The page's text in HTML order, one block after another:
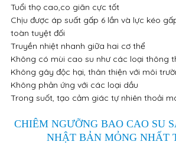
Tuổi thọ cao,co giãn cực tốt
Chịu được áp suất gấp 6 lần và lực kéo
toàn tuyệt đối
Truyền nhiệt nhanh giữa hai cơ thể
Không có mùi cao su như các loại thông
Không gây độc hại, thân thiện với môi
Không phản ứng với các loại dầu
Trong suốt, tạo cảm giác tự nhiên thoải
CHIÊM NGƯỠNG BAO CAO SU
NHẬT BẢN MỎNG NHẤT